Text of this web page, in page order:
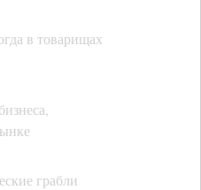
в товарищах
грабли